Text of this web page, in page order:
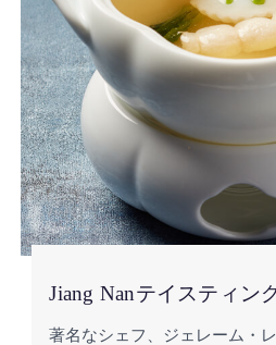
Jiang Nanテイスティン
著名なシェフ、ジェレーム・